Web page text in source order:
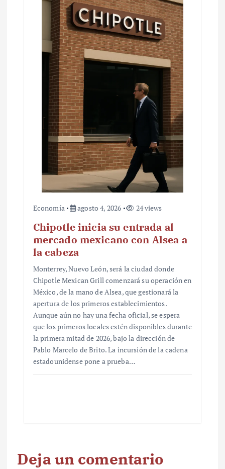
Economía agosto 4, 2026 24 views
Chipotle inicia su entrada al
mercado mexicano con Alsea a
la cabeza
Monterrey, Nuevo León, será la ciudad donde
Chipotle Mexican Grill comenzará su operación en
México, de la mano de Alsea, que gestionará la
apertura de los primeros establecimientos.
Aunque aún no hay una fecha oficial, se espera
que los primeros locales estén disponibles durante
la primera mitad de 2026, bajo la dirección de
Pablo Marcelo de Brito. La incursión de la cadena
estadounidense pone a prueba…
Deja un comentario